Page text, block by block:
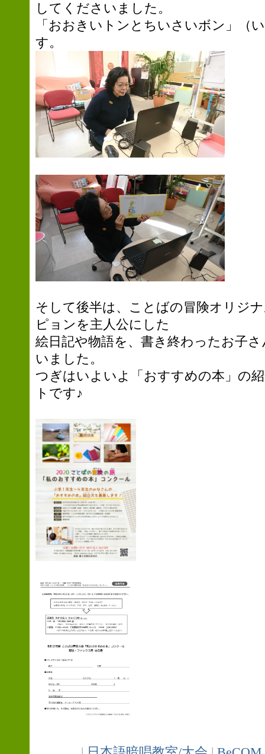
してくださいました。
「おおきいトンとちいさいボン」（
す。
そして後半は、ことばの冒険オリジ
ピョンを主人公にした
絵日記や物語を、書き終わったお子
いました。
つぎはいよいよ「おすすめの本」の
トです♪